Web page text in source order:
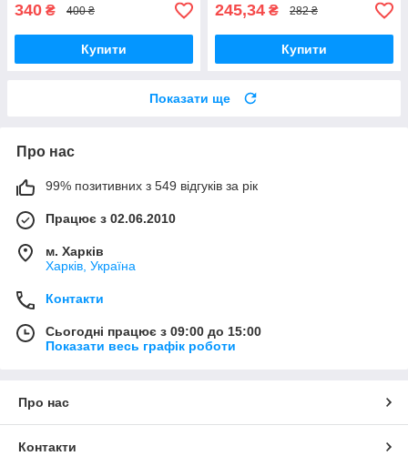
340 ₴ 400 ₴
Купити
245,34 ₴ 282 ₴
Купити
Показати ще
Про нас
99% позитивних з 549 відгуків за рік
Працює з 02.06.2010
м. Харків
Харків, Україна
Контакти
Сьогодні працює з 09:00 до 15:00
Показати весь графік роботи
Про нас
Контакти